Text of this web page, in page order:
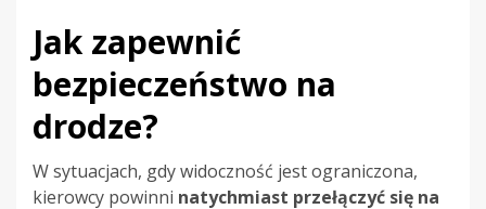
Jak zapewnić
bezpieczeństwo na
drodze?
W sytuacjach, gdy widoczność jest ograniczona,
kierowcy powinni natychmiast przełączyć się na